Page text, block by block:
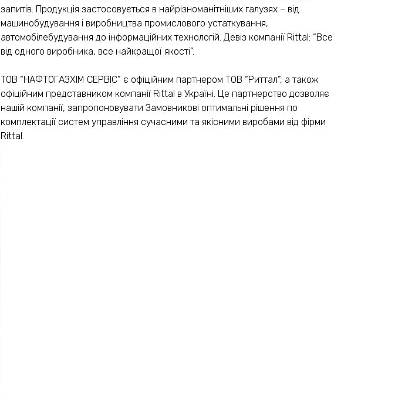
запитів. Продукція застосовується в найрізноманітніших галузях – від
машинобудування і виробництва промислового устаткування,
автомобілебудування до інформаційних технологій. Девіз компанії Rittal: “Все
від одного виробника, все найкращої якості”.
ТОВ “НАФТОГАЗХІМ СЕРВІС” є офіційним партнером ТОВ “Риттал”, а також
офіційним представником компанії Rittal в Україні. Це партнерство дозволяє
нашій компанії, запропоновувати Замовникові оптимальні рішення по
комплектації систем управління сучасними та якісними виробами від фірми
Rittal.